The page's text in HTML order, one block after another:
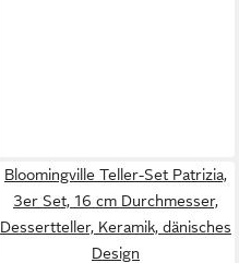
Bloomingville Teller-Set Patrizia,
3er Set, 16 cm Durchmesser,
Dessertteller, Keramik, dänisches
Design